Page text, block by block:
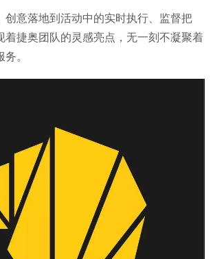
创意落地到活动中的实时执行、监督把
着捷奥团队的灵感亮点，无一刻不凝聚着
。